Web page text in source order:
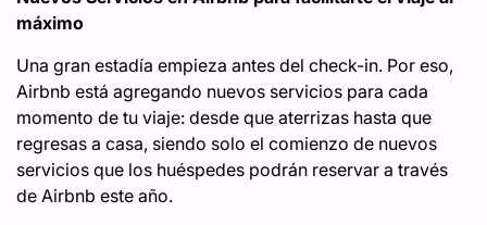
máximo
Una gran estadía empieza antes del check-in. Por eso,
Airbnb está agregando nuevos servicios para cada
momento de tu viaje: desde que aterrizas hasta que
regresas a casa, siendo solo el comienzo de nuevos
servicios que los huéspedes podrán reservar a través
de Airbnb este año.